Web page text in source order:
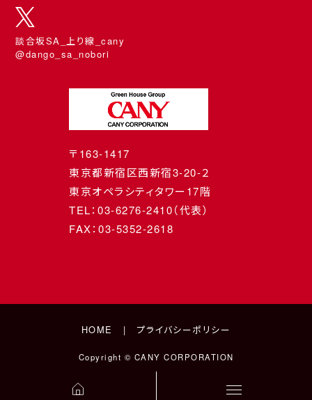
〒163-1417
東京都新宿区西新宿3-20-２
東京オペラシティタワー17階
TEL：03-6276-2410（代表）
FAX：03-5352-2618
談合坂SA_上り線_cany
@dango_sa_nobori
HOME プライバシーポリシー
Copyright © CANY CORPORATION